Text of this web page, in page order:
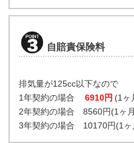
自賠責保険料
排気量が125cc以下なので
1年契約の場合
6910円 (1ヶ
2年契約の場合 8560円(1ヶ
3年契約の場合 10170円(1ヶ